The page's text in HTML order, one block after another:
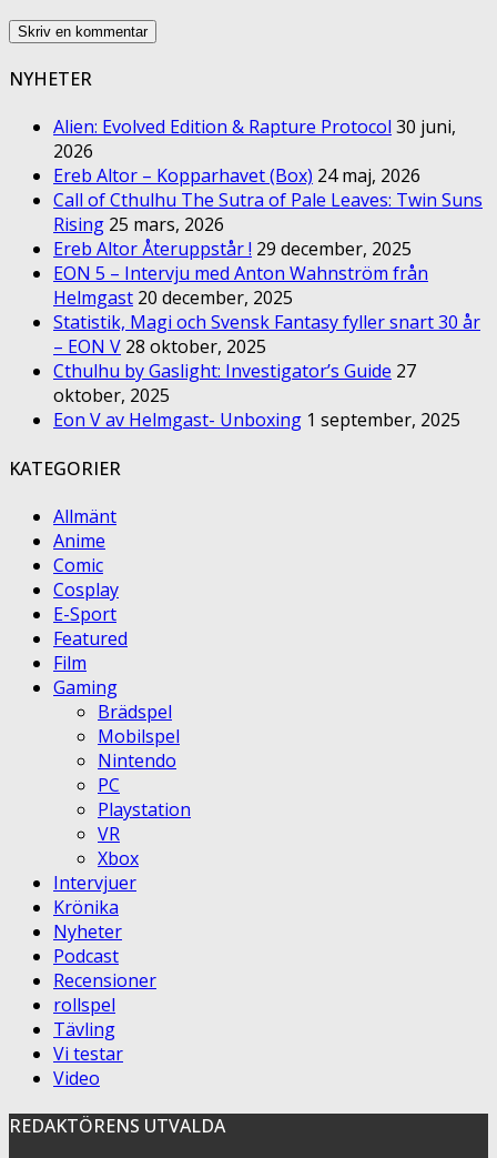
NYHETER
Alien: Evolved Edition & Rapture Protocol 30 juni,
2026
Ereb Altor – Kopparhavet (Box) 24 maj, 2026
Call of Cthulhu The Sutra of Pale Leaves: Twin Suns
Rising 25 mars, 2026
Ereb Altor Återuppstår ! 29 december, 2025
EON 5 – Intervju med Anton Wahnström från
Helmgast 20 december, 2025
Statistik, Magi och Svensk Fantasy fyller snart 30 år
– EON V 28 oktober, 2025
Cthulhu by Gaslight: Investigator’s Guide 27
oktober, 2025
Eon V av Helmgast- Unboxing 1 september, 2025
KATEGORIER
Allmänt
Anime
Comic
Cosplay
E-Sport
Featured
Film
Gaming
Brädspel
Mobilspel
Nintendo
PC
Playstation
VR
Xbox
Intervjuer
Krönika
Nyheter
Podcast
Recensioner
rollspel
Tävling
Vi testar
Video
REDAKTÖRENS UTVALDA